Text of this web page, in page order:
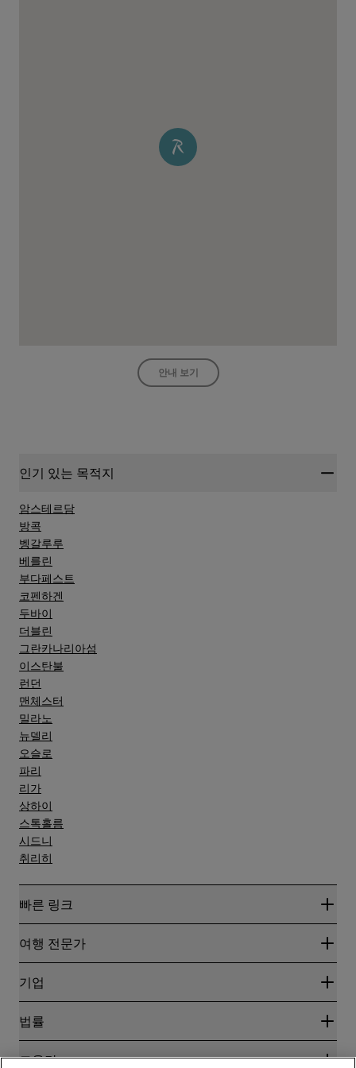
안내 보기
인기 있는 목적지
암스테르담
방콕
벵갈루루
베를린
부다페스트
코펜하겐
두바이
더블린
그란카나리아섬
이스탄불
런던
맨체스터
밀라노
뉴델리
오슬로
파리
리가
상하이
스톡홀름
시드니
취리히
빠른 링크
Radisson Rewards
블로그
여행지
Radisson Hotels APP
Sports Approved 호텔
가족 친화적 호텔
여행 전문가
파트너
기업
Radisson Hotel Group
RHG 채용
법률
개인정보 고지
도움말